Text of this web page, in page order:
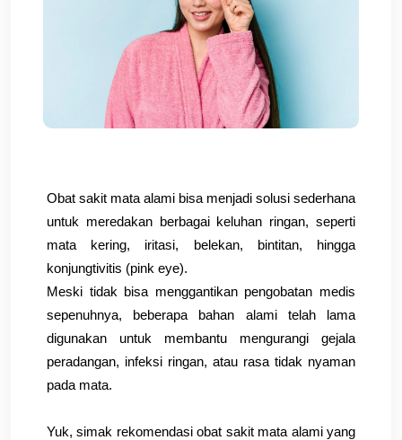
Obat sakit mata alami bisa menjadi solusi sederhana
untuk meredakan berbagai keluhan ringan, seperti
mata kering, iritasi, belekan, bintitan, hingga
konjungtivitis (pink eye).
Meski tidak bisa menggantikan pengobatan medis
sepenuhnya, beberapa bahan alami telah lama
digunakan untuk membantu mengurangi gejala
peradangan, infeksi ringan, atau rasa tidak nyaman
pada mata.
Yuk, simak rekomendasi obat sakit mata alami yang